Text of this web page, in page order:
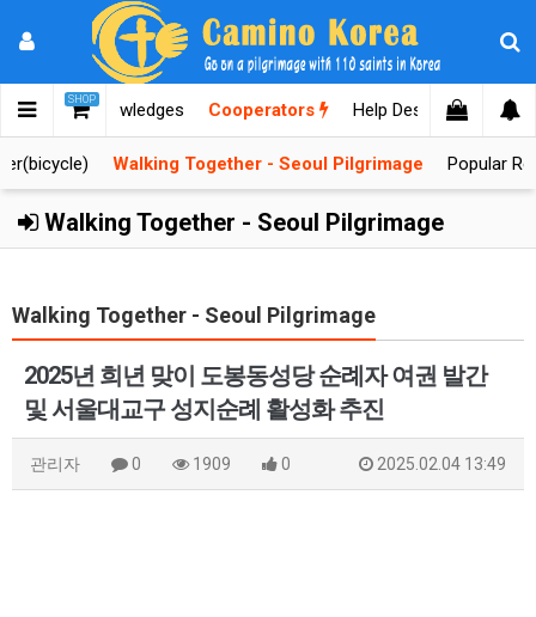
SHOP
Knowledges Cooperators Help Desk
Walking Together - Seoul Pilgrimage Popular
Walking Together - Seoul Pilgrimage
Walking Together - Seoul Pilgrimage
2025년 희년 맞이 도봉동성당 순례자 여권 발간
및 서울대교구 성지순례 활성화 추진
관리자 0 1909 0 2025.02.04 13:49